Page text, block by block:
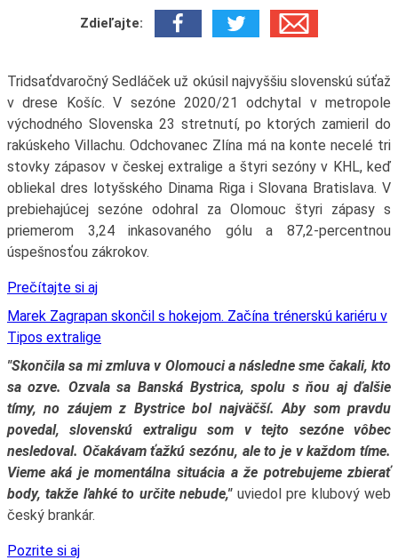
Zdieľajte:
Tridsaťdvaročný Sedláček už okúsil najvyššiu slovenskú súťaž
v drese Košíc. V sezóne 2020/21 odchytal v metropole
východného Slovenska 23 stretnutí, po ktorých zamieril do
rakúskeho Villachu. Odchovanec Zlína má na konte necelé tri
stovky zápasov v českej extralige a štyri sezóny v KHL, keď
obliekal dres lotyšského Dinama Riga i Slovana Bratislava. V
prebiehajúcej sezóne odohral za Olomouc štyri zápasy s
priemerom 3,24 inkasovaného gólu a 87,2-percentnou
úspešnosťou zákrokov.
Prečítajte si aj
Marek Zagrapan skončil s hokejom. Začína trénerskú kariéru v
Tipos extralige
"Skončila sa mi zmluva v Olomouci a následne sme čakali, kto
sa ozve. Ozvala sa Banská Bystrica, spolu s ňou aj ďalšie
tímy, no záujem z Bystrice bol najväčší. Aby som pravdu
povedal, slovenskú extraligu som v tejto sezóne vôbec
nesledoval. Očakávam ťažkú sezónu, ale to je v každom tíme.
Vieme aká je momentálna situácia a že potrebujeme zbierať
body, takže ľahké to určite nebude,"uviedol pre klubový web
český brankár.
Pozrite si aj